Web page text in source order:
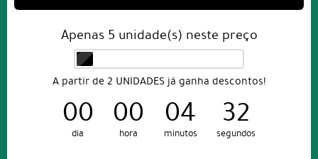
Apenas 5 unidade(s) neste preço
A partir de 2 UNIDADES já ganha descontos!
00
dia
00
hora
04
minutos
32
segundos